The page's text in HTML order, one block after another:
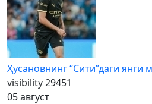
Ҳусановнинг “Сити”даги
visibility29451
05 август